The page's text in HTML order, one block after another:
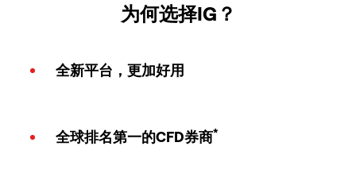
为何选择IG？
全新平台，更加好用
全球排名第一的CFD券商*